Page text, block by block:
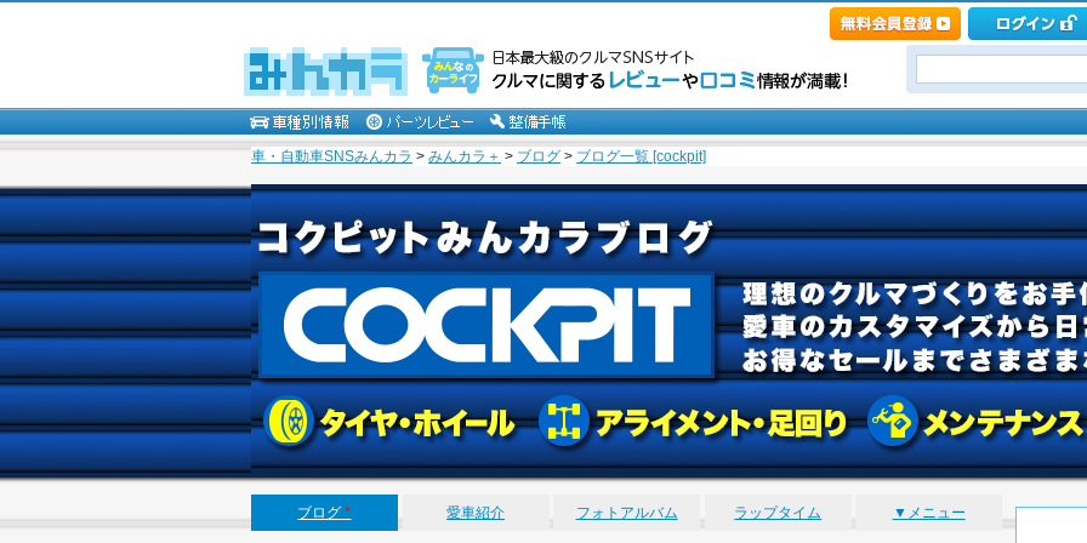
車・自動車SNSみんカラ > みんカラ＋ > ブログ > ブログ一覧 [cockpit]
ブログ * 愛車紹介 フォトアルバム ラップタイム ▼メニュー